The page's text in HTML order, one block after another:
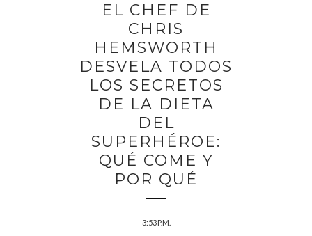
EL CHEF DE
CHRIS
HEMSWORTH
DESVELA TODOS
LOS SECRETOS
DE LA DIETA
DEL
SUPERHÉROE:
QUÉ COME Y
POR QUÉ
3:53 P.M.